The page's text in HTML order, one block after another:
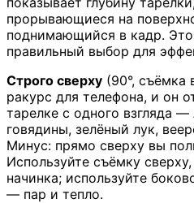
прорывающиеся на
поднимающийся в кадр. Это
правильный выбор для
Строго сверху (90°, съёмка
ракурс для телефона, и он
тарелке с одного взгляда
говядины, зелёный лук,
Минус: прямо сверху вы
Используйте съёмку
начинка; используйте
— пар и тепло.